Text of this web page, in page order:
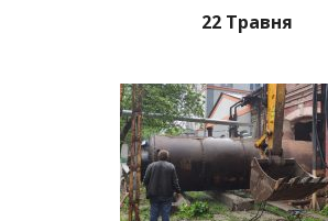
22 Травня